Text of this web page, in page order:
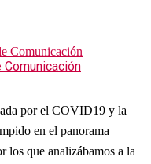
Comunicación
por el COVID19 y la
en el panorama
los que analizábamos a la